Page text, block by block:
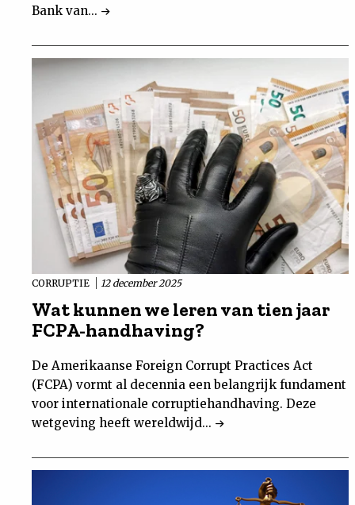
Bank van...
CORRUPTIE 12 december 2025
Wat kunnen we leren van tien jaar
FCPA-handhaving?
De Amerikaanse Foreign Corrupt Practices Act
(FCPA) vormt al decennia een belangrijk fundament
voor internationale corruptiehandhaving. Deze
wetgeving heeft wereldwijd...